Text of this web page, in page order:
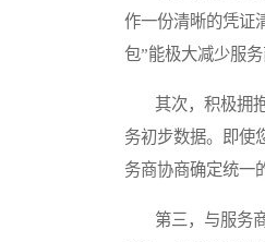
作一份清晰的凭证
包”能极大减少服务
其次，积极拥抱
务初步数据。即使
务商协商确定统一
第三，与服务商